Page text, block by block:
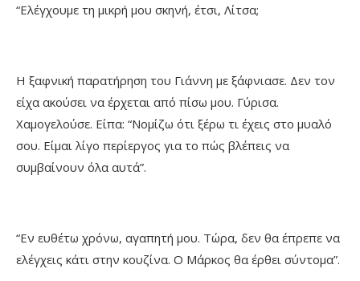
“Ελέγχουμε τη μικρή μου σκηνή, έτσι, Λίτσα;
Η ξαφνική παρατήρηση του Γιάννη με ξάφνιασε. Δεν τον
είχα ακούσει να έρχεται από πίσω μου. Γύρισα.
Χαμογελούσε. Είπα: “Νομίζω ότι ξέρω τι έχεις στο μυαλό
σου. Είμαι λίγο περίεργος για το πώς βλέπεις να
συμβαίνουν όλα αυτά”.
“Εν ευθέτω χρόνω, αγαπητή μου. Τώρα, δεν θα έπρεπε να
ελέγχεις κάτι στην κουζίνα. Ο Μάρκος θα έρθει σύντομα”.